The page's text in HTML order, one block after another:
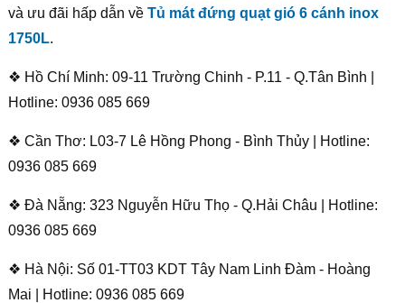
và ưu đãi hấp dẫn về Tủ mát đứng quạt gió 6 cánh inox
1750L.
❖ Hồ Chí Minh: 09-11 Trường Chinh - P.11 - Q.Tân Bình |
Hotline: 0936 085 669
❖ Cần Thơ: L03-7 Lê Hồng Phong - Bình Thủy | Hotline:
0936 085 669
❖ Đà Nẵng: 323 Nguyễn Hữu Thọ - Q.Hải Châu | Hotline:
0936 085 669
❖ Hà Nội: Số 01-TT03 KDT Tây Nam Linh Đàm - Hoàng
Mai | Hotline: 0936 085 669